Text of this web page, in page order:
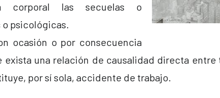
corporal las secuelas o
psicológicas.
ocasión o por consecuencia
exista una relación de causalidad directa entre
por sí sola, accidente de trabajo.